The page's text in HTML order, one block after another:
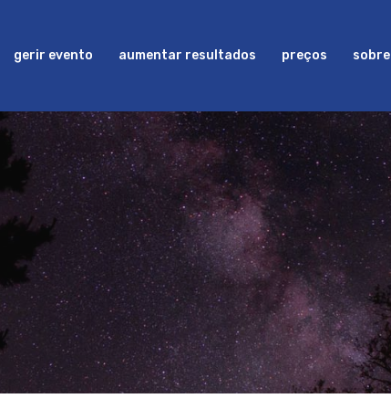
gerir evento aumentar resultados preços sobre